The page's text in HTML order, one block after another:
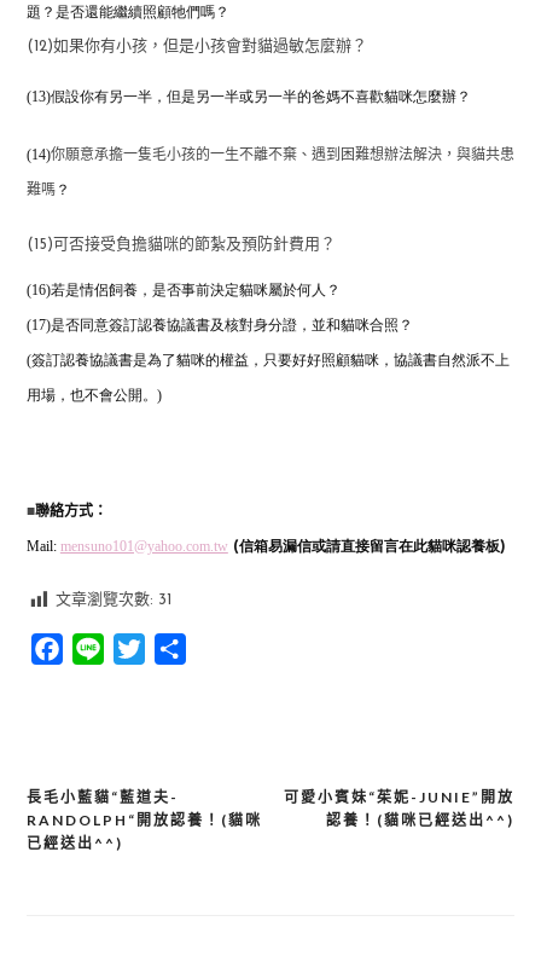
題？是否還能繼續照顧牠們嗎？
(12)如果你有小孩，但是小孩會對貓過敏怎麼辦？
(13)假設你有另一半，但是另一半或另一半的爸媽不喜歡貓咪怎麼辦？
(14)你願意承擔一隻毛小孩的一生不離不棄、遇到困難想辦法解決，與貓共患
難嗎？
(15)可否接受負擔貓咪的節紮及預防針費用？
(16)若是情侶飼養，是否事前決定貓咪屬於何人？
(17)是否同意簽訂認養協議書及核對身分證，並和貓咪合照？
(簽訂認養協議書是為了貓咪的權益，只要好好照顧貓咪，協議書自然派不上
用場，也不會公開。)
■聯絡方式：
Mail: mensuno101@yahoo.com.tw (信箱易漏信或請直接留言在此貓咪認養板)
文章瀏覽次數: 31
Facebook
Line Twitter
文
章
可愛小賓妹“茱妮-JUNIE”開放
認養！(貓咪已經送出^^)
長毛小藍貓“藍道夫-
RANDOLPH“開放認養！(貓咪
已經送出^^)